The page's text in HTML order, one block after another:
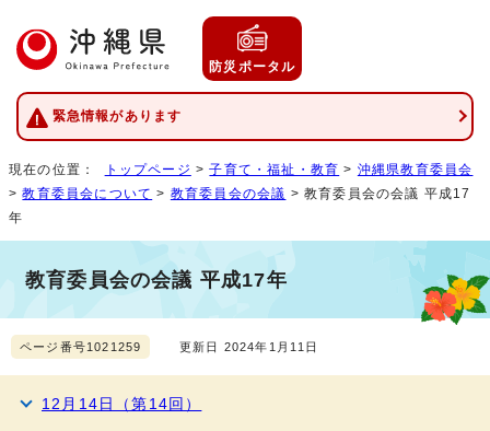
防災ポータル
緊急情報があります
現在の位置： トップページ >子育て・福祉・教育 > 沖縄県教育委員会
>教育委員会について > 教育委員会の会議 > 教育委員会の会議 平成17
年
教育委員会の会議 平成17年
ページ番号1021259 更新日 2024年1月11日
12月14日（第14回）